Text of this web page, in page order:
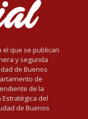
el que se publican
y segunda
de Buenos
de
de la
del
de Buenos